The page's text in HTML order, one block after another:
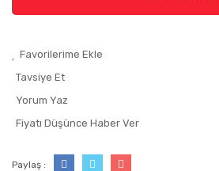
Tavsiye Et
Yorum Yaz
Fiyatı Düşünce Haber Ver
Paylaş :